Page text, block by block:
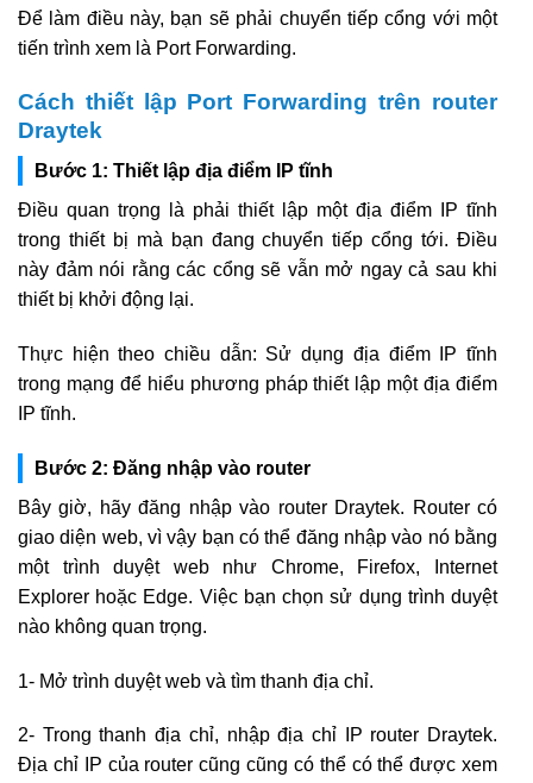
Để làm điều này, bạn sẽ phải chuyển tiếp cổng với một
tiến trình xem là Port Forwarding.
Cách thiết lập Port Forwarding trên router
Draytek
Bước 1: Thiết lập địa điểm IP tĩnh
Điều quan trọng là phải thiết lập một địa điểm IP tĩnh
trong thiết bị mà bạn đang chuyển tiếp cổng tới. Điều
này đảm nói rằng các cổng sẽ vẫn mở ngay cả sau khi
thiết bị khởi động lại.
Thực hiện theo chiều dẫn: Sử dụng địa điểm IP tĩnh
trong mạng để hiểu phương pháp thiết lập một địa điểm
IP tĩnh.
Bước 2: Đăng nhập vào router
Bây giờ, hãy đăng nhập vào router Draytek. Router có
giao diện web, vì vậy bạn có thể đăng nhập vào nó bằng
một trình duyệt web như Chrome, Firefox, Internet
Explorer hoặc Edge. Việc bạn chọn sử dụng trình duyệt
nào không quan trọng.
1- Mở trình duyệt web và tìm thanh địa chỉ.
2- Trong thanh địa chỉ, nhập địa chỉ IP router Draytek.
Địa chỉ IP của router cũng cũng có thể có thể được xem